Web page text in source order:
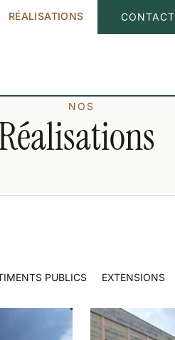
RÉALISATIONS CONTACT
NOS
PUBLICS EXTENSIONS